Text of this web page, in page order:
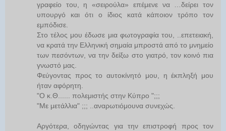
γραφείο του, η «σειρούλα» επέμενε να …δείρει τον
υπουργό και ότι ο ίδιος κατά κάποιον τρόπο τον
εμπόδισε.
Στο τέλος μου έδωσε μια φωτογραφία του, ..επετειακή,
να κρατά την Ελληνική σημαία μπροστά από το μνημείο
των πεσόντων, να την δείξω στο γιατρό, τον κοινό πια
γνωστό μας.
Φεύγοντας προς το αυτοκίνητό μου, η έκπληξή μου
ήταν αφόρητη.
"Ο κ.Θ...... πολεμιστής στην Κύπρο ";;;
"Με μετάλλια" ;;; ..αναρωτιόμουνα συνεχώς.
Αργότερα, οδηγώντας για την επιστροφή προς τον